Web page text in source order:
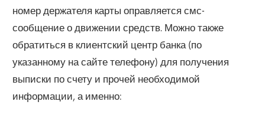
номер держателя карты оправляется смс-
сообщение о движении средств. Можно также
обратиться в клиентский центр банка (по
указанному на сайте телефону) для получения
выписки по счету и прочей необходимой
информации, а именно: